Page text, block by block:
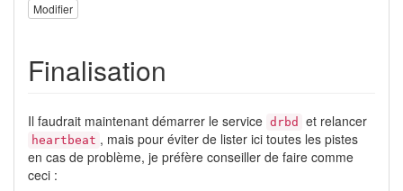
Modifier
Finalisation
Il faudrait maintenant démarrer le service drbd et relancer
heartbeat , mais pour éviter de lister ici toutes les pistes
en cas de problème, je préfère conseiller de faire comme
ceci :